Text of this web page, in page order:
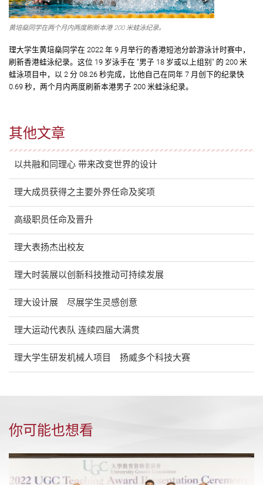
其他文章
以共融和同理心 带来改变世界的设计
理大成员获得之主要外界任命及奖项
高级职员任命及晋升
理大表扬杰出校友
理大时装展以创新科技推动可持续发展
理大设计展 尽展学生灵感创意
理大运动代表队 连续四届大满贯
理大学生研发机械人项目 扬威多个科技大赛
黄培燊同学在两个月内两度刷新本港 200 米蛙泳纪录。
理大学生黄培燊同学在 2022 年 9 月举行的香港短池分龄游泳计时赛中，
刷新香港蛙泳纪录。这位 19 岁泳手在 “男子 18 岁或以上组别" 的 200 米
蛙泳项目中，以 2 分 08.26 秒完成，比他自己在同年 7 月创下的纪录快
0.69 秒，两个月内两度刷新本港男子 200 米蛙泳纪录。
你可能也想看